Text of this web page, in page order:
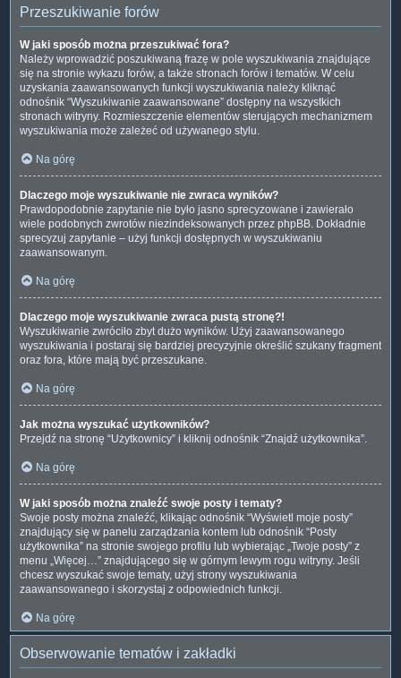
Przeszukiwanie forów
W jaki sposób można przeszukiwać fora?
Należy wprowadzić poszukiwaną frazę w pole wyszukiwania znajdujące
się na stronie wykazu forów, a także stronach forów i tematów. W celu
uzyskania zaawansowanych funkcji wyszukiwania należy kliknąć
odnośnik “Wyszukiwanie zaawansowane” dostępny na wszystkich
stronach witryny. Rozmieszczenie elementów sterujących mechanizmem
wyszukiwania może zależeć od używanego stylu.
Na górę
Dlaczego moje wyszukiwanie nie zwraca wyników?
Prawdopodobnie zapytanie nie było jasno sprecyzowane i zawierało
wiele podobnych zwrotów niezindeksowanych przez phpBB. Dokładnie
sprecyzuj zapytanie – użyj funkcji dostępnych w wyszukiwaniu
zaawansowanym.
Na górę
Dlaczego moje wyszukiwanie zwraca pustą stronę?!
Wyszukiwanie zwróciło zbyt dużo wyników. Użyj zaawansowanego
wyszukiwania i postaraj się bardziej precyzyjnie określić szukany fragment
oraz fora, które mają być przeszukane.
Na górę
Jak można wyszukać użytkowników?
Przejdź na stronę “Użytkownicy” i kliknij odnośnik “Znajdź użytkownika”.
Na górę
W jaki sposób można znaleźć swoje posty i tematy?
Swoje posty można znaleźć, klikając odnośnik “Wyświetl moje posty”
znajdujący się w panelu zarządzania kontem lub odnośnik “Posty
użytkownika” na stronie swojego profilu lub wybierając „Twoje posty” z
menu „Więcej…” znajdującego się w górnym lewym rogu witryny. Jeśli
chcesz wyszukać swoje tematy, użyj strony wyszukiwania
zaawansowanego i skorzystaj z odpowiednich funkcji.
Na górę
Obserwowanie tematów i zakładki